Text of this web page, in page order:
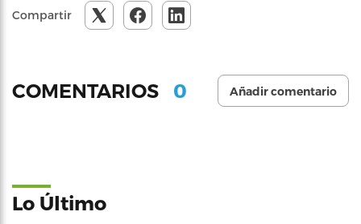
Compartir
COMENTARIOS 0 Añadir comentario
Lo Último